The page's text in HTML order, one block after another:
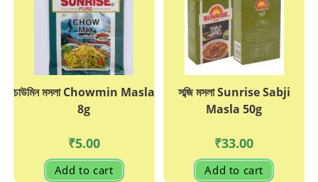
চাউমিন মসলা Chowmin Masla
8g
₹5.00
Add to cart
সব্জি মসলা Sunrise Sabji
Masla 50g
₹33.00
Add to cart